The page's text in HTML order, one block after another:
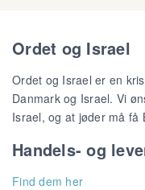
Ordet og Israel
Ordet og Israel er en
Danmark og Israel. Vi
Israel, og at jøder må få
Handels- og
Find dem her